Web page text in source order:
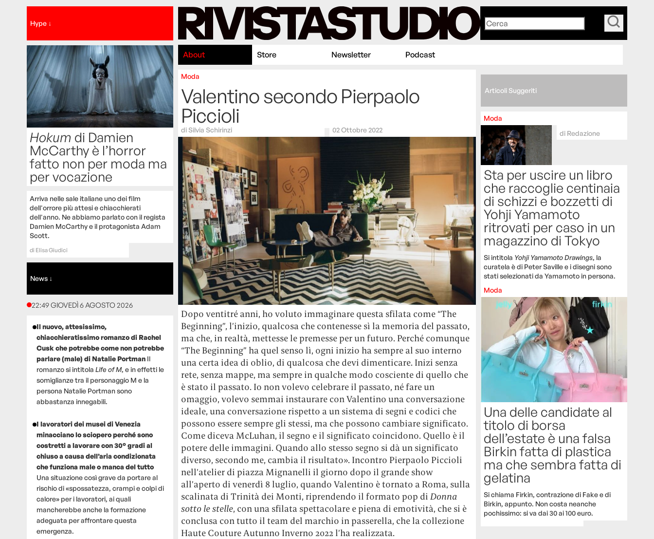
Hype ↓
Hokum di Damien
McCarthy è l’horror
fatto non per moda ma
per vocazione
Arriva nelle sale italiane uno dei film
dell'orrore più attesi e chiacchierati
dell'anno. Ne abbiamo parlato con il regista
Damien McCarthy e il protagonista Adam
Scott.
di Elisa Giudici
News ↓
22:49 GIOVEDÌ 6 AGOSTO 2026
Il nuovo, attesissimo,
chiacchieratissimo romanzo di Rachel
Cusk che potrebbe come non potrebbe
parlare (male) di Natalie Portman Il
romanzo si intitola Life of M, e in effetti le
somiglianze tra il personaggio M e la
persona Natalie Portman sono
abbastanza innegabili.
I lavoratori dei musei di Venezia
minacciano lo sciopero perché sono
costretti a lavorare con 30° gradi al
chiuso a causa dell’aria condizionata
che funziona male o manca del tutto
Una situazione così grave da portare al
rischio di «spossatezza, crampi e colpi di
calore» per i lavoratori, ai quali
mancherebbe anche la formazione
adeguata per affrontare questa
emergenza.
About Store Newsletter Podcast
Moda
Valentino secondo Pierpaolo
Piccioli
diSilvia Schirinzi 02 Ottobre 2022
Dopo ventitré anni, ho voluto immaginare questa sfilata come “The
Beginning”, l’inizio, qualcosa che contenesse sì la memoria del passato,
ma che, in realtà, mettesse le premesse per un futuro. Perché comunque
“The Beginning” ha quel senso lì, ogni inizio ha sempre al suo interno
una certa idea di oblio, di qualcosa che devi dimenticare. Inizi senza
rete, senza mappe, ma sempre in qualche modo cosciente di quello che
è stato il passato. Io non volevo celebrare il passato, né fare un
omaggio, volevo semmai instaurare con Valentino una conversazione
ideale, una conversazione rispetto a un sistema di segni e codici che
possono essere sempre gli stessi, ma che possono cambiare significato.
Come diceva McLuhan, il segno e il significato coincidono. Quello è il
potere delle immagini. Quando allo stesso segno si dà un significato
diverso, secondo me, cambia il risultato». Incontro Pierpaolo Piccioli
nell’atelier di piazza Mignanelli il giorno dopo il grande show
all’aperto di venerdì 8 luglio, quando Valentino è tornato a Roma, sulla
scalinata di Trinità dei Monti, riprendendo il formato pop di Donna
sotto le stelle, con una sfilata spettacolare e piena di emotività, che si è
conclusa con tutto il team del marchio in passerella, che la collezione
Haute Couture Autunno Inverno 2022 l’ha realizzata.
Articoli Suggeriti
Moda
di Redazione
Sta per uscire un libro
che raccoglie centinaia
di schizzi e bozzetti di
Yohji Yamamoto
ritrovati per caso in un
magazzino di Tokyo
Si intitola Yohji Yamamoto Drawings, la
curatela è di Peter Saville e i disegni sono
stati selezionati da Yamamoto in persona.
Moda
Una delle candidate al
titolo di borsa
dell’estate è una falsa
Birkin fatta di plastica
ma che sembra fatta di
gelatina
Si chiama Firkin, contrazione di Fake e di
Birkin, appunto. Non costa neanche
pochissimo: si va dai 30 ai 100 euro.